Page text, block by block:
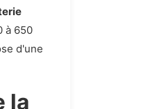
à 650
d'une
la